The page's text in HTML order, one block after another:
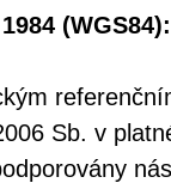
(WGS84):
Sb. v